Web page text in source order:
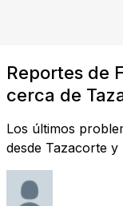
Reportes de
cerca de
Los últimos
desde Tazacorte